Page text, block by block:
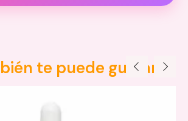
Dolce, Luce, Rouse, Sogno, Sole
te puede gustar